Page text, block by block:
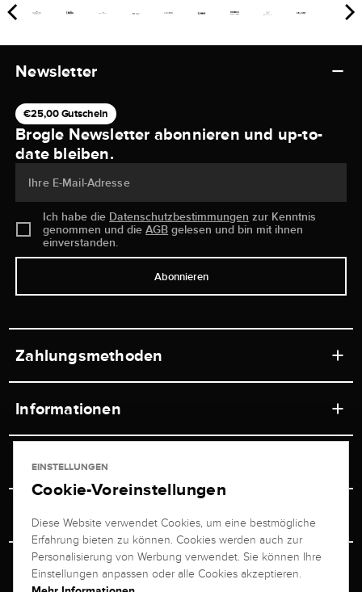
Newsletter
€25,00 Gutschein
Brogle Newsletter abonnieren und up-to-
date bleiben.
Ihre E-Mail-Adresse
Ich habe die Datenschutzbestimmungen zur Kenntnis
genommen und dieAGB gelesen und bin mit ihnen
einverstanden.
Abonnieren
Zahlungsmethoden
Informationen
Ladengeschäft
Versand & Zahlung
Ratgeber
Service
Newsletterabmeldung
Retouren-Service
Juwelier Brogle
Über uns
Persönlicher Berater
EINSTELLUNGEN
Cookie-Voreinstellungen
Diese Website verwendet Cookies, um eine bestmögliche
Erfahrung bieten zu können. Cookies werden auch zur
Personalisierung von Werbung verwendet. Sie können Ihre
Einstellungen anpassen oder alle Cookies akzeptieren.